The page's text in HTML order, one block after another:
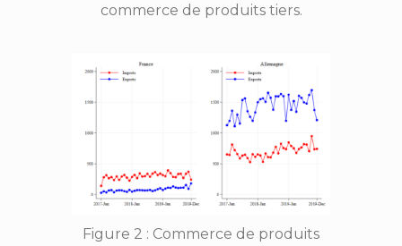
commerce de produits tiers.
Figure 2 : Commerce de produits